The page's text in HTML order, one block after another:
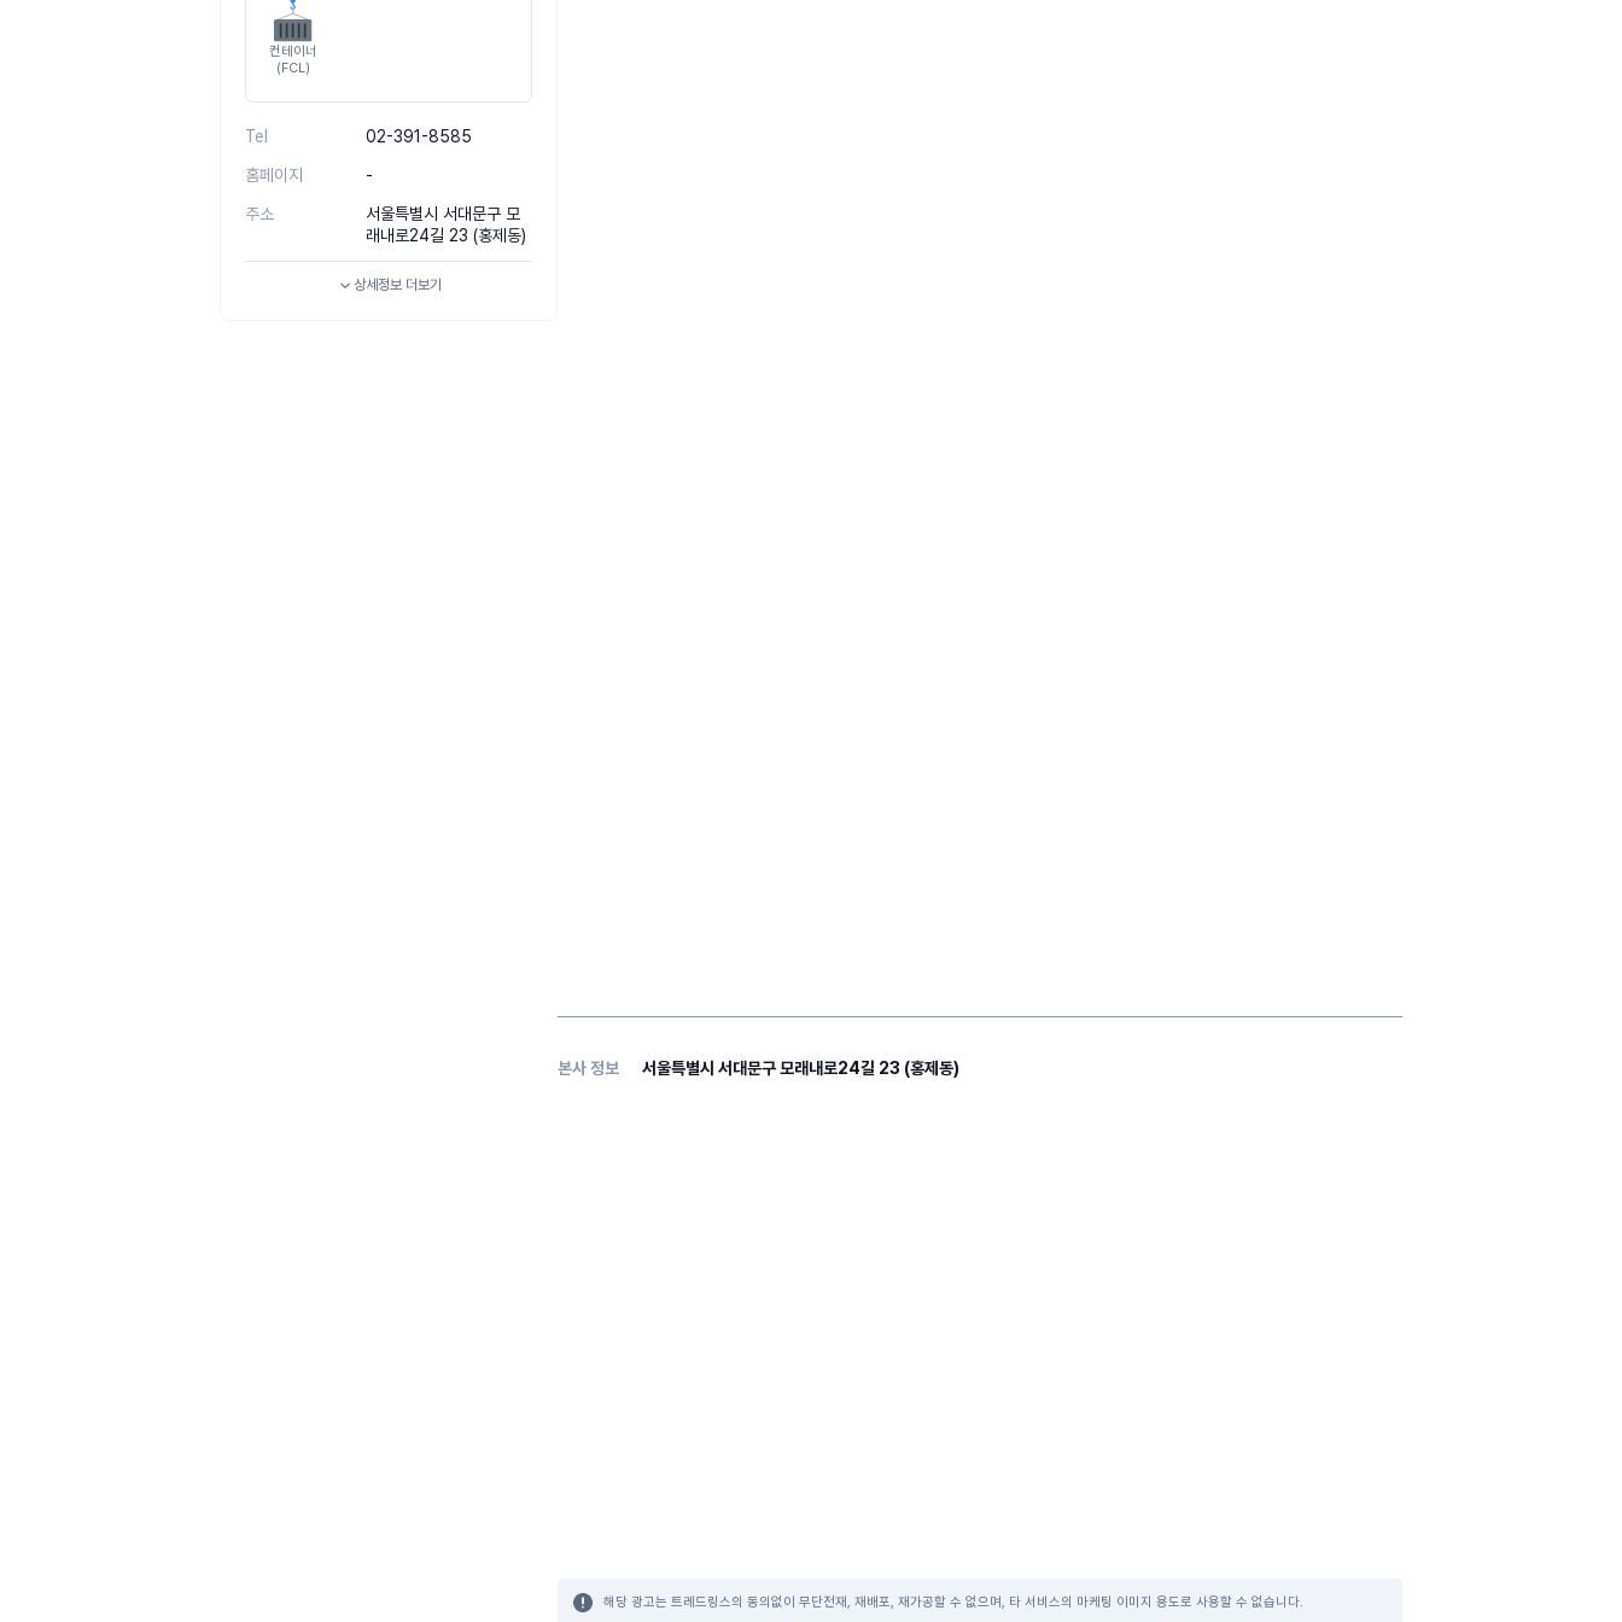
컨테이너
(FCL)
Tel
02-391-8585
홈페이지
-
주소
서울특별시 서대문구 모
래내로24길 23 (홍제동)
상세정보 더보기
본사 정보 서울특별시 서대문구 모래내로24길 23 (홍제동)
해당 광고는 트레드링스의 동의없이 무단전재, 재배포, 재가공할 수 없으며, 타 서비스의 마케팅 이미지 용도로 사용할 수 없습니다.